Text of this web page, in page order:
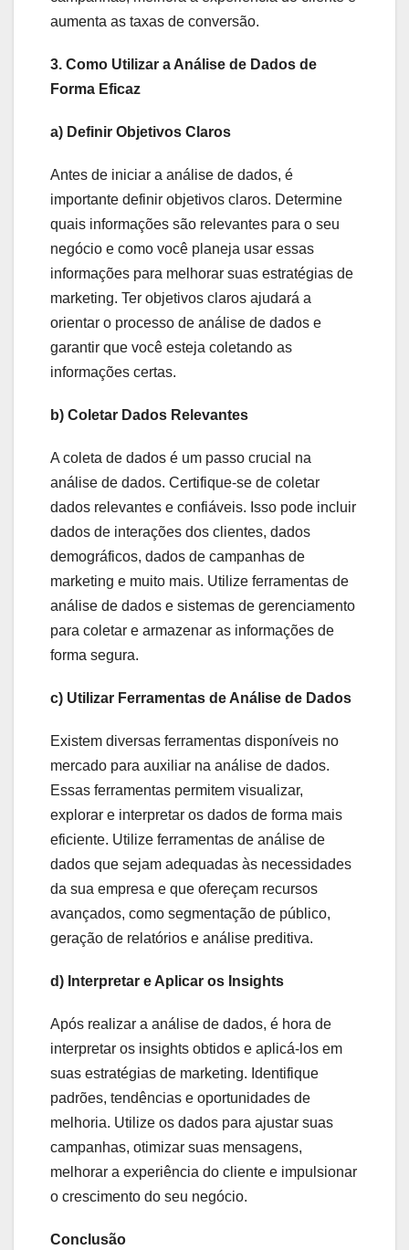
aumenta as taxas de conversão.
3. Como Utilizar a Análise de Dados de
Forma Eficaz
a) Definir Objetivos Claros
Antes de iniciar a análise de dados, é
importante definir objetivos claros. Determine
quais informações são relevantes para o seu
negócio e como você planeja usar essas
informações para melhorar suas estratégias de
marketing. Ter objetivos claros ajudará a
orientar o processo de análise de dados e
garantir que você esteja coletando as
informações certas.
b) Coletar Dados Relevantes
A coleta de dados é um passo crucial na
análise de dados. Certifique-se de coletar
dados relevantes e confiáveis. Isso pode incluir
dados de interações dos clientes, dados
demográficos, dados de campanhas de
marketing e muito mais. Utilize ferramentas de
análise de dados e sistemas de gerenciamento
para coletar e armazenar as informações de
forma segura.
c) Utilizar Ferramentas de Análise de Dados
Existem diversas ferramentas disponíveis no
mercado para auxiliar na análise de dados.
Essas ferramentas permitem visualizar,
explorar e interpretar os dados de forma mais
eficiente. Utilize ferramentas de análise de
dados que sejam adequadas às necessidades
da sua empresa e que ofereçam recursos
avançados, como segmentação de público,
geração de relatórios e análise preditiva.
d) Interpretar e Aplicar os Insights
Após realizar a análise de dados, é hora de
interpretar os insights obtidos e aplicá-los em
suas estratégias de marketing. Identifique
padrões, tendências e oportunidades de
melhoria. Utilize os dados para ajustar suas
campanhas, otimizar suas mensagens,
melhorar a experiência do cliente e impulsionar
o crescimento do seu negócio.
Conclusão